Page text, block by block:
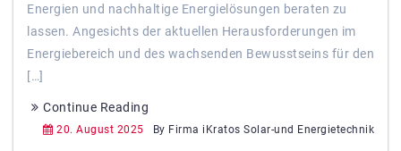
Energien und nachhaltige Energielösungen beraten zu
lassen. Angesichts der aktuellen Herausforderungen im
Energiebereich und des wachsenden Bewusstseins für den
[…]
Continue Reading
20. August 2025 By Firma iKratos Solar-und Energietechnik